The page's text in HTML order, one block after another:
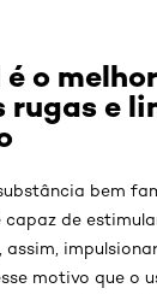
o
rugas e
bem
capaz de
assim,
motivo que o